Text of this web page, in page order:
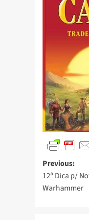
Previous:
12ª Dica p/
Warhammer